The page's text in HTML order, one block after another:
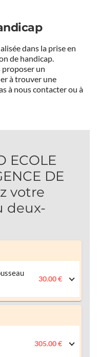
dans la prise en
de handicap.
proposer un
à trouver une
à nous contacter ou à
ECOLE
DE
votre
deux-
30.00 €
305.00 €